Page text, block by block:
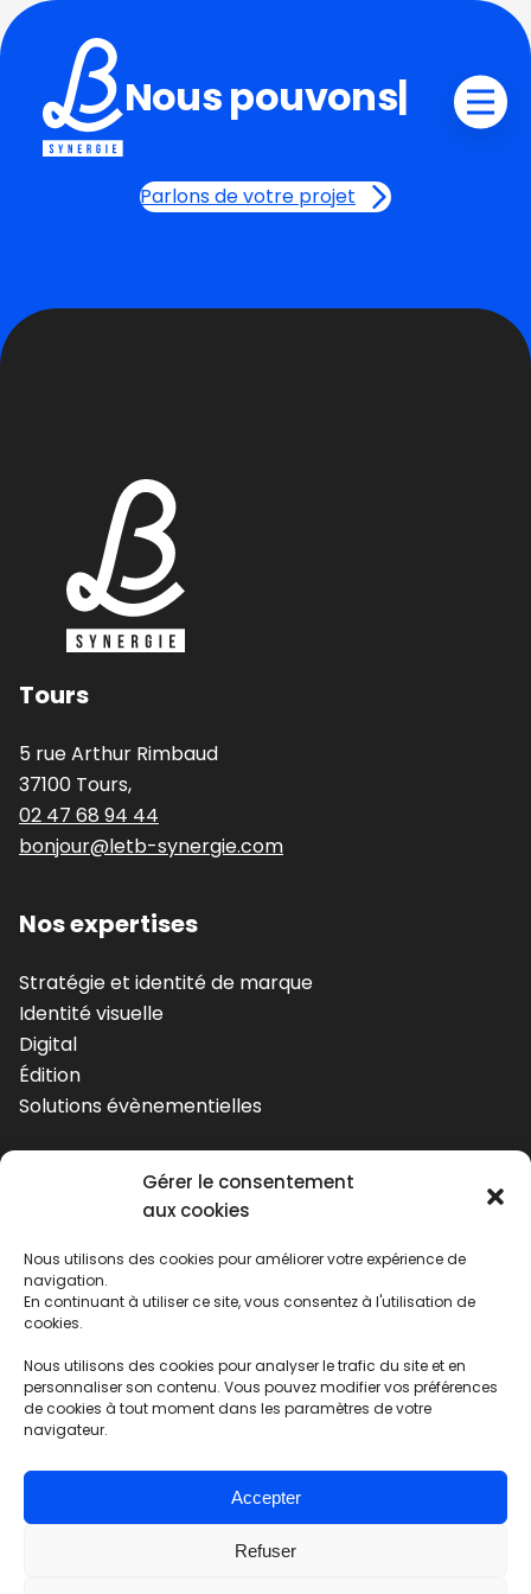
Gérer le consentement
aux cookies
Nous utilisons des cookies pour améliorer votre expérience de
navigation.
En continuant à utiliser ce site, vous consentez à l'utilisation de
cookies.
Nous utilisons des cookies pour analyser le trafic du site et en
personnaliser son contenu. Vous pouvez modifier vos préférences
de cookies à tout moment dans les paramètres de votre
navigateur.
Accepter
Refuser
Tours
5 rue Arthur Rimbaud
37100 Tours,
02 47 68 94 44
bonjour@letb-synergie.com
Nos expertises
Stratégie et identité de marque
Identité visuelle
Digital
Édition
Solutions évènementielles
28 avis Google
Agence fermée
Cookies
Nous pouvons|
Parlons de votre projet